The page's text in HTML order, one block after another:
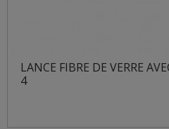
LANCE FIBRE DE VERRE
4